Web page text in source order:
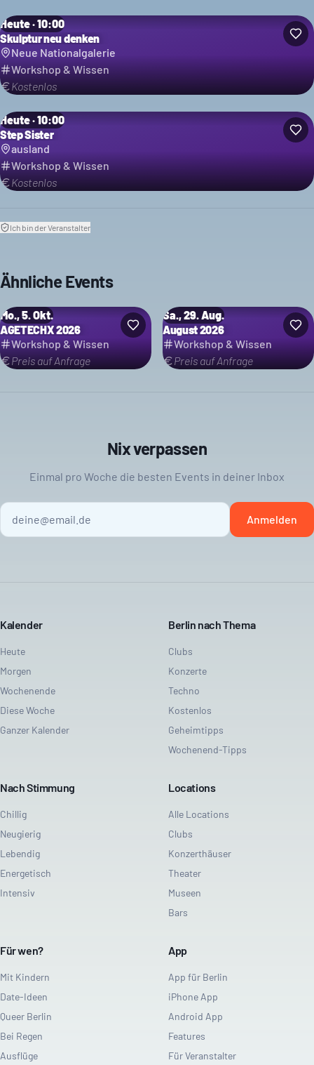
Heute · 10:00
Skulptur neu denken
Neue Nationalgalerie
Workshop & Wissen
Kostenlos
Heute · 10:00
Step Sister
ausland
Workshop & Wissen
Kostenlos
Ich bin der Veranstalter
Ähnliche Events
Mo., 5. Okt.
AGETECHX 2026
Workshop & Wissen
Preis auf Anfrage
Sa., 29. Aug.
August 2026
Workshop & Wissen
Preis auf Anfrage
Nix verpassen
Einmal pro Woche die besten Events in deiner Inbox
Anmelden
Kalender
Heute
Morgen
Wochenende
Diese Woche
Ganzer Kalender
Berlin nach Thema
Clubs
Konzerte
Techno
Kostenlos
Geheimtipps
Wochenend-Tipps
Nach Stimmung
Chillig
Neugierig
Lebendig
Energetisch
Intensiv
Locations
Alle Locations
Clubs
Konzerthäuser
Theater
Museen
Bars
Für wen?
Mit Kindern
Date-Ideen
Queer Berlin
Bei Regen
Ausflüge
App
App für Berlin
iPhone App
Android App
Features
Für Veranstalter